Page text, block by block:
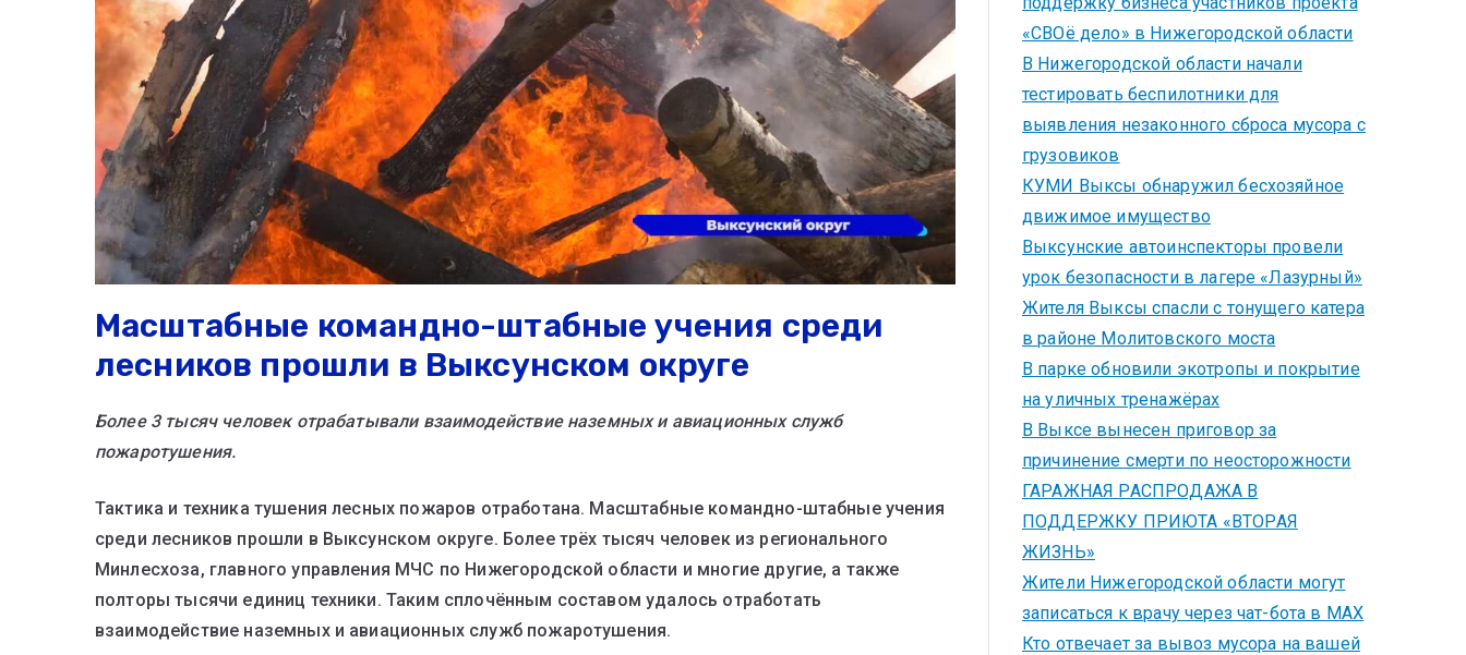
Масштабные командно-штабные учения среди
лесников прошли в Выксунском округе
Более 3 тысяч человек отрабатывали взаимодействие наземных и авиационных служб
пожаротушения.
Тактика и техника тушения лесных пожаров отработана. Масштабные командно-штабные учения
среди лесников прошли в Выксунском округе. Более трёх тысяч человек из регионального
Минлесхоза, главного управления МЧС по Нижегородской области и многие другие, а также
полторы тысячи единиц техники. Таким сплочённым составом удалось отработать
взаимодействие наземных и авиационных служб пожаротушения.
«СВОё дело» в Нижегородской области
В Нижегородской области начали
тестировать беспилотники для
выявления незаконного сброса мусора с
грузовиков
КУМИ Выксы обнаружил бесхозяйное
движимое имущество
Выксунские автоинспекторы провели
урок безопасности в лагере «Лазурный»
Жителя Выксы спасли с тонущего катера
в районе Молитовского моста
В парке обновили экотропы и покрытие
на уличных тренажёрах
В Выксе вынесен приговор за
причинение смерти по неосторожности
ГАРАЖНАЯ РАСПРОДАЖА В
ПОДДЕРЖКУ ПРИЮТА «ВТОРАЯ
ЖИЗНЬ»
Жители Нижегородской области могут
записаться к врачу через чат-бота в MAX
Кто отвечает за вывоз мусора на вашей